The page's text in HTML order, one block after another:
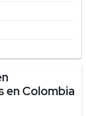
en Colombia